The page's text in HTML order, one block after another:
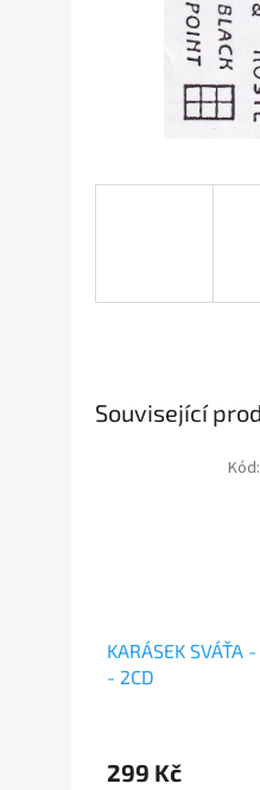
Související
KARÁSEK SVÁŤA
- 2CD
299 Kč
Kód: